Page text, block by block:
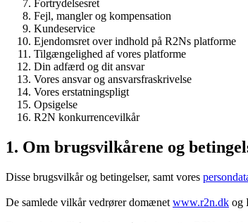
Fortrydelsesret
Fejl, mangler og kompensation
Kundeservice
Ejendomsret over indhold på R2Ns platforme
Tilgængelighed af vores platforme
Din adfærd og dit ansvar
Vores ansvar og ansvarsfraskrivelse
Vores erstatningspligt
Opsigelse
R2N konkurrencevilkår
1. Om brugsvilkårene og
Disse brugsvilkår og betingelser, samt vores
De samlede vilkår vedrører domænet www.r2n.dk og